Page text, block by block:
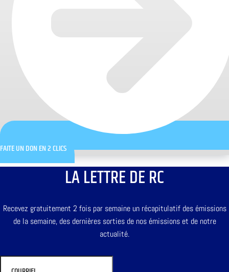
FAITE UN DON EN 2 CLICS
LA LETTRE DE RC
Recevez gratuitement 2 fois par semaine un récapitulatif des émissions
de la semaine, des dernières sorties de nos émissions et de notre
actualité.